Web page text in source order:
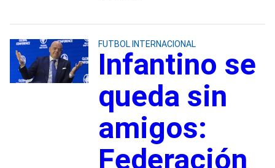
FUTBOL INTERNACIONAL
Infantino se
queda sin
amigos:
Federación